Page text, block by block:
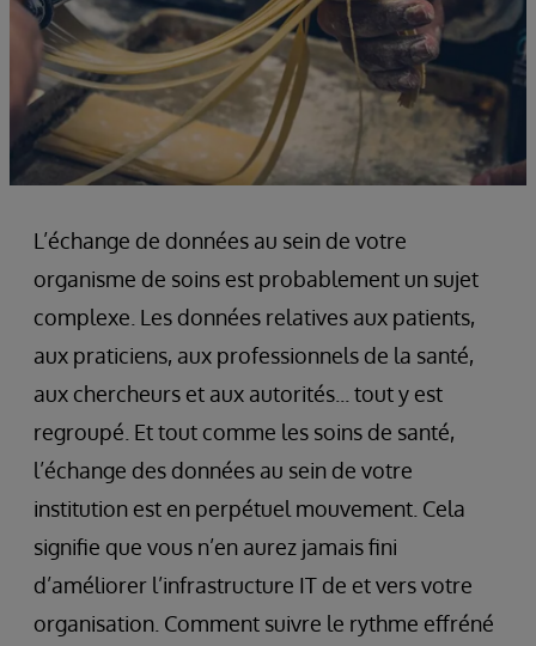
L’échange de données au sein de votre
organisme de soins est probablement un sujet
complexe. Les données relatives aux patients,
aux praticiens, aux professionnels de la santé,
aux chercheurs et aux autorités... tout y est
regroupé. Et tout comme les soins de santé,
l’échange des données au sein de votre
institution est en perpétuel mouvement. Cela
signifie que vous n’en aurez jamais fini
d’améliorer l’infrastructure IT de et vers votre
organisation. Comment suivre le rythme effréné